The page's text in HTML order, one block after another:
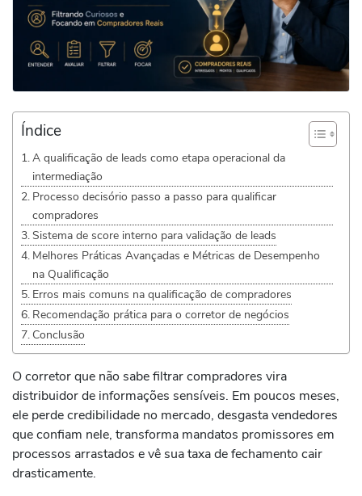
Índice
A qualificação de leads como etapa operacional da
intermediação
Processo decisório passo a passo para qualificar
compradores
Sistema de score interno para validação de leads
Melhores Práticas Avançadas e Métricas de Desempenho
na Qualificação
Erros mais comuns na qualificação de compradores
Recomendação prática para o corretor de negócios
Conclusão
O corretor que não sabe filtrar compradores vira
distribuidor de informações sensíveis. Em poucos meses,
ele perde credibilidade no mercado, desgasta vendedores
que confiam nele, transforma mandatos promissores em
processos arrastados e vê sua taxa de fechamento cair
drasticamente.